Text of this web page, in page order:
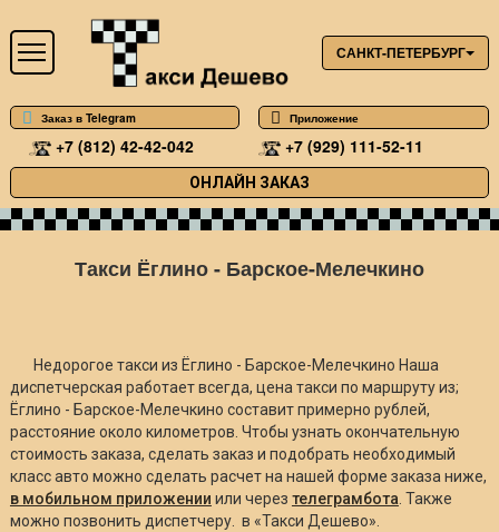
САНКТ-ПЕТЕРБУРГ
Заказ в Telegram Приложение
+7 (812) 42-42-042 +7 (929) 111-52-11
ОНЛАЙН ЗАКАЗ
Такси Ёглино - Барское-Мелечкино
Недорогое такси из Ёглино - Барское-Мелечкино Наша
диспетчерская работает всегда, цена такси по маршруту из;
Ёглино - Барское-Мелечкино составит примерно рублей,
расстояние около километров. Чтобы узнать окончательную
стоимость заказа, сделать заказ и подобрать необходимый
класс авто можно сделать расчет на нашей форме заказа ниже,
в мобильном приложении или через телеграмбота . Также
можно позвонить диспетчеру. в «Такси Дешево».